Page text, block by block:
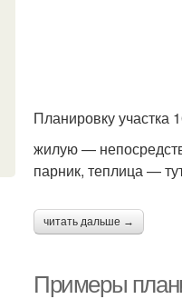
Планировку участка
жилую —
парник, теплица —
читать дальше →
Примеры